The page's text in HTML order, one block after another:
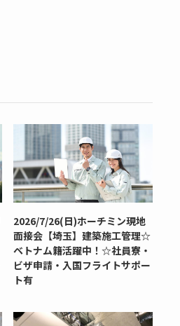
2026/7/26(日)ホーチミン現地
面接会【埼玉】建築施工管理☆
ベトナム籍活躍中！☆社員寮・
ビザ申請・入国フライトサポー
ト有